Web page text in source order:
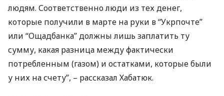
людям. Соответственно люди из тех денег,
которые получили в марте на руки в “Укрпочте”
или “Ощадбанка” должны лишь заплатить ту
сумму, какая разница между фактически
потребленным (газом) и остатками, которые были
у них на счету”, – рассказал Хабатюк.